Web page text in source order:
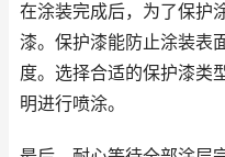
在涂装完成后，为了保护
漆。保护漆能防止涂装表
度。选择合适的保护漆类
明进行喷涂。